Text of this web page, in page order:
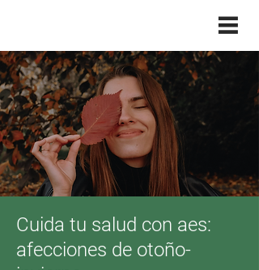
Cuida tu salud con aes:
afecciones de otoño-